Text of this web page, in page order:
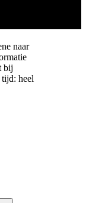
naar
bij
heel